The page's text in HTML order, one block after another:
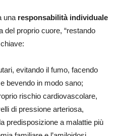
una responsabilità individuale
del proprio cuore, “restando
evitando il fumo, facendo
bevendo in modo sano;
rischio cardiovascolare,
di pressione arteriosa,
predisposizione a malattie più